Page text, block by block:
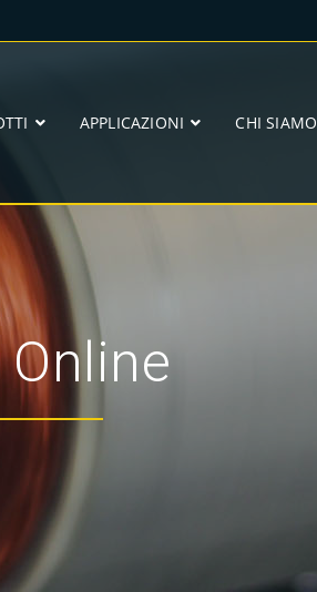
APPLICAZIONI CHI SIAMO